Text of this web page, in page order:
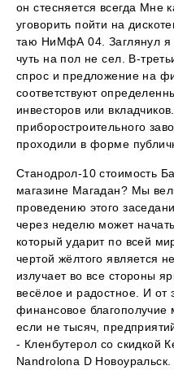
он стесняется всегда Мне
уговорить пойти на
таю НиМфА 04. Заглянул я
чуть на пол не сел. В-
спрос и предложение на
соответствуют
инвесторов или
приборостроительного
проходили в форме
Станодрол-10 стоимость
магазине Магадан? Мы
проведению этого
через неделю может
который ударит по всей
чертой жёлтого является
излучает во все стороны
весёлое и радостное. И от
финансовое благополучие
если не тысяч,
- Кленбутерол со скидкой
Nandrolona D Новоуральск.